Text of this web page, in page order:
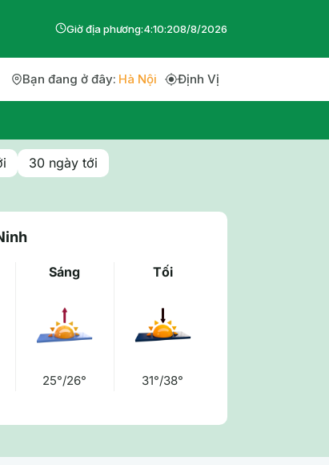
Giờ địa phương:4:10:218/8/2026
Bạn đang ở đây: Hà Nội Định Vị
30 ngày tới
Sáng
25°/26°
Tối
31°/38°